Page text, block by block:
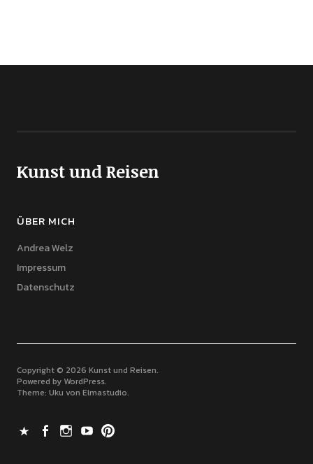
Kunst und Reisen
ÜBER MICH
Andrea Welz
Impressum
Datenschutz
Copyright © 2026 Kunst und Reisen
Powered by WordPress
Theme: Uku von Elmastudio